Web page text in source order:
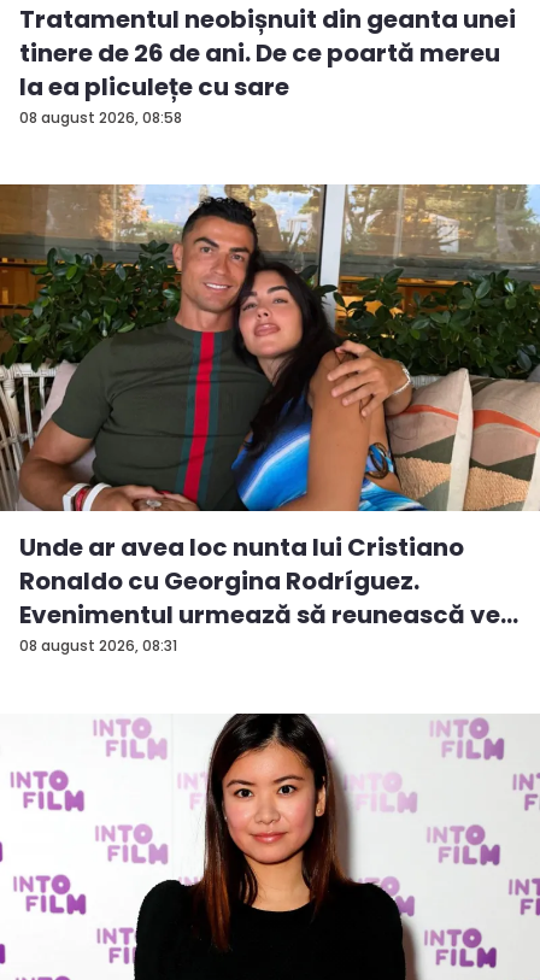
08 august 2026, 08:58
Tratamentul neobișnuit din geanta unei
tinere de 26 de ani. De ce poartă mereu
la ea pliculețe cu sare
08 august 2026, 08:31
Unde ar avea loc nunta lui Cristiano
Ronaldo cu Georgina Rodríguez.
Evenimentul urmează să reunească ve...